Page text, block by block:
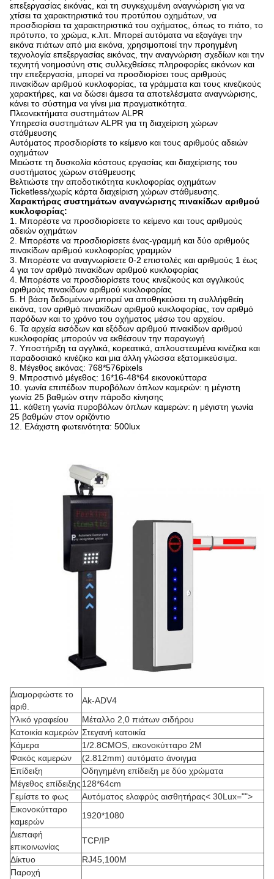
επεξεργασίας εικόνας, και τη συγκεχυμένη αναγνώριση για να
χτίσει τα χαρακτηριστικά του προτύπου οχημάτων, να
προσδιορίσει τα χαρακτηριστικά του οχήματος, όπως το πιάτο, το
πρότυπο, το χρώμα, κ.λπ. Μπορεί αυτόματα να εξαγάγει την
εικόνα πιάτων από μια εικόνα, χρησιμοποιεί την προηγμένη
τεχνολογία επεξεργασίας εικόνας, την αναγνώριση σχεδίων και την
τεχνητή νοημοσύνη στις συλλεχθείσες πληροφορίες εικόνων και
την επεξεργασία, μπορεί να προσδιορίσει τους αριθμούς
πινακίδων αριθμού κυκλοφορίας, τα γράμματα και τους κινεζικούς
χαρακτήρες, και να δώσει άμεσα τα αποτελέσματα αναγνώρισης,
κάνει το σύστημα να γίνει μια πραγματικότητα.
Πλεονεκτήματα συστημάτων ALPR
Υπηρεσία συστημάτων ALPR για τη διαχείριση χώρων
στάθμευσης
Αυτόματος προσδιορίστε το κείμενο και τους αριθμούς αδειών
οχημάτων
Μειώστε τη δυσκολία κόστους εργασίας και διαχείρισης του
συστήματος χώρων στάθμευσης
Βελτιώστε την αποδοτικότητα κυκλοφορίας οχημάτων
Ticketless/χωρίς κάρτα διαχείριση χώρων στάθμευσης.
Χαρακτήρας συστημάτων αναγνώρισης πινακίδων αριθμού
κυκλοφορίας:
1. Μπορέστε να προσδιορίσετε το κείμενο και τους αριθμούς
αδειών οχημάτων
2. Μπορέστε να προσδιορίσετε ένας-γραμμή και δύο αριθμούς
πινακίδων αριθμού κυκλοφορίας γραμμών
3. Μπορέστε να αναγνωρίσετε 0-2 επιστολές και αριθμούς 1 έως
4 για τον αριθμό πινακίδων αριθμού κυκλοφορίας
4. Μπορέστε να προσδιορίσετε τους κινεζικούς και αγγλικούς
αριθμούς πινακίδων αριθμού κυκλοφορίας
5. Η βάση δεδομένων μπορεί να αποθηκεύσει τη συλλήφθείη
εικόνα, τον αριθμό πινακίδων αριθμού κυκλοφορίας, τον αριθμό
παρόδων και το χρόνο του οχήματος μέσω του αρχείου.
6. Τα αρχεία εισόδων και εξόδων αριθμού πινακίδων αριθμού
κυκλοφορίας μπορούν να εκθέσουν την παραγωγή
7. Υποστήριξη τα αγγλικά, κορεατικά, απλουστευμένα κινέζικα και
παραδοσιακό κινέζικο και μια άλλη γλώσσα εξατομικεύσιμα.
8. Μέγεθος εικόνας: 768*576pixels
9. Μπροστινό μέγεθος: 16*16-48*64 εικονοκύτταρα
10. γωνία επιπέδων πυροβόλων όπλων καμερών: η μέγιστη
γωνία 25 βαθμών στην πάροδο κίνησης
11. κάθετη γωνία πυροβόλων όπλων καμερών: η μέγιστη γωνία
25 βαθμών στον οριζόντιο
12. Ελάχιστη φωτεινότητα: 500lux
Διαμορφώστε το
αριθ.
Ak-ADV4
Υλικό γραφείου
Μέταλλο 2,0 πιάτων σιδήρου
Κατοικία καμερών Στεγανή κατοικία
Κάμερα
1/2.8CMOS, εικονοκύτταρο 2M
Φακός καμερών
(2.812mm) αυτόματο άνοιγμα
Επίδειξη
Οδηγημένη επίδειξη με δύο χρώματα
Μέγεθος επίδειξης 128*64cm
Γεμίστε το φως
Αυτόματος ελαφρύς αισθητήρας< 30Lux="">
Εικονοκύτταρο
καμερών
1920*1080
Διεπαφή
επικοινωνίας
TCP/IP
Δίκτυο
RJ45,100M
Παροχή